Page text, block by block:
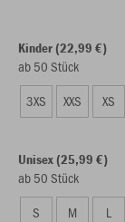
Kinder (22,99 €)
ab 50 Stück
3XS
XXS XS
Unisex (25,99 €)
ab 50 Stück
S
M L